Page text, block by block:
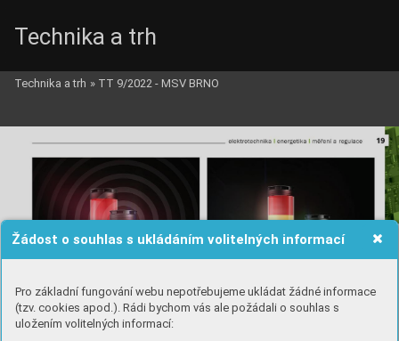
Žádost o souhlas s ukládáním volitelných informací
Pro základní fungování webu nepotřebujeme ukládat žádné informace
(tzv. cookies apod.). Rádi bychom vás ale požádali o souhlas s
uložením volitelných informací:
Technika a trh
Technika a trh » TT 9/2022 - MSV BRNO